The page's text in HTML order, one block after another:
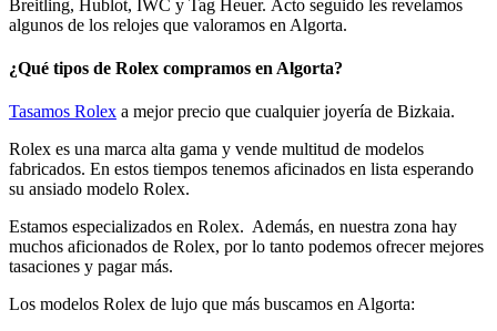
Breitling, Hublot, IWC y Tag Heuer. Acto seguido les revelamos
algunos de los relojes que valoramos en Algorta.
¿Qué tipos de Rolex compramos en Algorta?
Tasamos Rolex a mejor precio que cualquier joyería de Bizkaia.
Rolex es una marca alta gama y vende multitud de modelos
fabricados. En estos tiempos tenemos aficinados en lista esperando
su ansiado modelo Rolex.
Estamos especializados en Rolex. Además, en nuestra zona hay
muchos aficionados de Rolex, por lo tanto podemos ofrecer mejores
tasaciones y pagar más.
Los modelos Rolex de lujo que más buscamos en Algorta: